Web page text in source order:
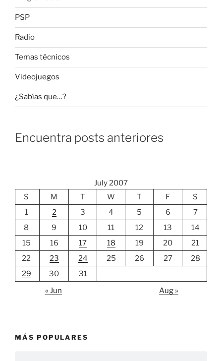
PSP
Radio
Temas técnicos
Videojuegos
¿Sabías que…?
Encuentra posts anteriores
July 2007
S
M T W T F
S
1
2 3 4 5 6
7
8
9 10 11 12 13
14
15
16 17 18 19 20
21
22
23 24 25 26 27
28
29
30
31
« Jun
Aug »
MÁS POPULARES